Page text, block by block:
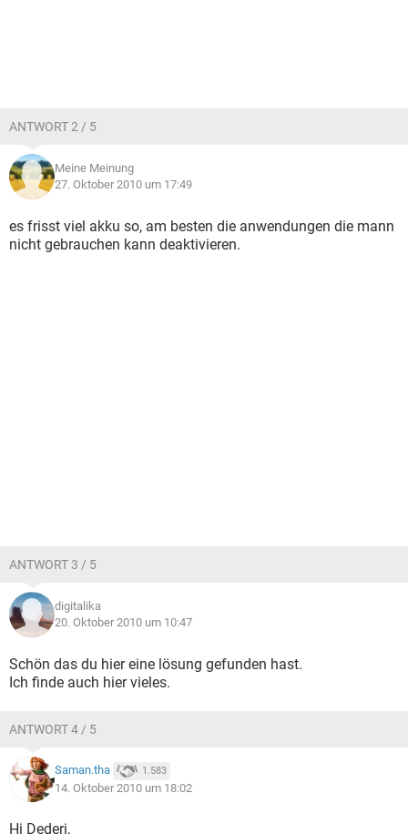
ANTWORT 2 / 5
Meine Meinung
27. Oktober 2010 um 17:49
es frisst viel akku so, am besten die anwendungen die mann
nicht gebrauchen kann deaktivieren.
ANTWORT 3 / 5
digitalika
20. Oktober 2010 um 10:47
Schön das du hier eine lösung gefunden hast.
Ich finde auch hier vieles.
ANTWORT 4 / 5
Saman.tha 1.583
14. Oktober 2010 um 18:02
Hi Dederi,